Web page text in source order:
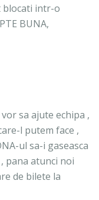
blocati intr-o
BUNA,
sa ajute echipa ,
l putem face ,
ul sa-i gaseasca
pana atunci noi
de bilete la